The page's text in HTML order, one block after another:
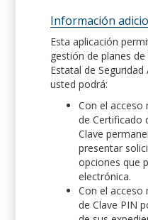
Información
Esta aplicación
gestión de planes
Estatal de
usted podrá:
Con el acceso
de Certificado
Clave
presentar
opciones que
electrónica.
Con el acceso
de Clave PIN